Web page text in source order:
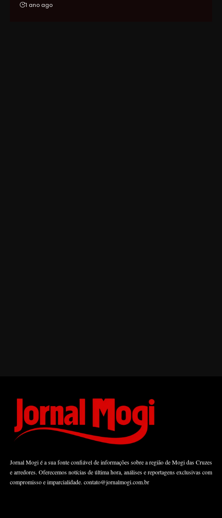
1 ano ago
Jornal Mogi é a sua fonte confiável de informações sobre a região de Mogi das Cruzes
e arredores. Oferecemos notícias de última hora, análises e reportagens exclusivas com
compromisso e imparcialidade. contato@jornalmogi.com.br